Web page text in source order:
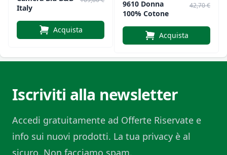
Italy
Acquista
9610 Donna
100% Cotone
42,70 €
Acquista
Iscriviti alla newsletter
Accedi gratuitamente ad Offerte Riservate e
info sui nuovi prodotti. La tua privacy è al